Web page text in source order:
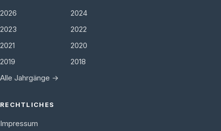
2026
2024
2023
2022
2021
2020
2019
2018
Alle Jahrgänge →
RECHTLICHES
Impressum